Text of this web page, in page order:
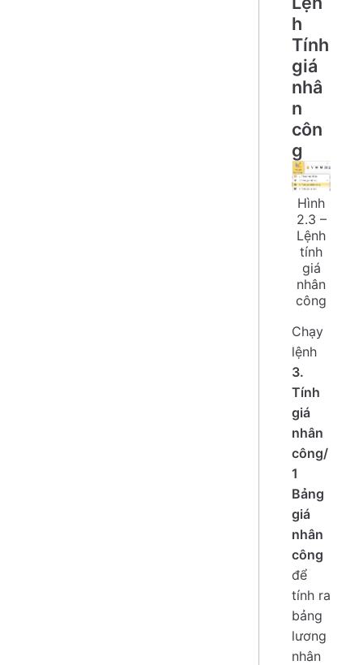
h
Tính
giá
nhâ
n
côn
g
Hình
2.3 –
Lệnh
tính
giá
nhân
công
Chạy
lệnh
3.
Tính
giá
nhân
công/
1
Bảng
giá
nhân
công
để
tính ra
bảng
lương
nhân